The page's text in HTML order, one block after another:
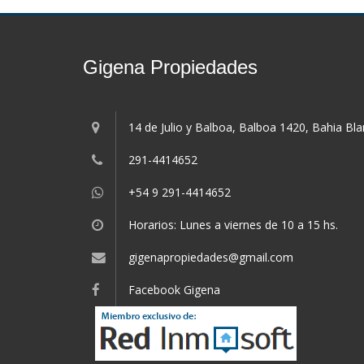
Gigena Propiedades
14 de Julio y Balboa, Balboa 1420, Bahia
291-4414652
+54 9 291-4414652
Horarios: Lunes a viernes de 10 a 15 hs.
gigenapropiedades@gmail.com
Facebook Gigena